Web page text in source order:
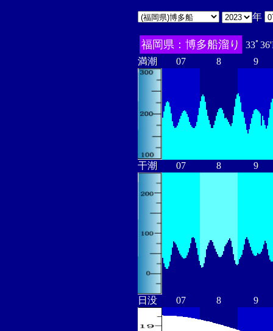
年
福岡県：博多船溜り
33ﾟ
満潮
07 8 9
干潮 07 8 9
日没 07 8 9